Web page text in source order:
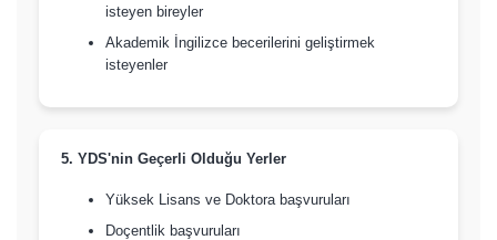
isteyen bireyler
Akademik İngilizce becerilerini geliştirmek
isteyenler
5. YDS'nin Geçerli Olduğu Yerler
Yüksek Lisans ve Doktora başvuruları
Doçentlik başvuruları